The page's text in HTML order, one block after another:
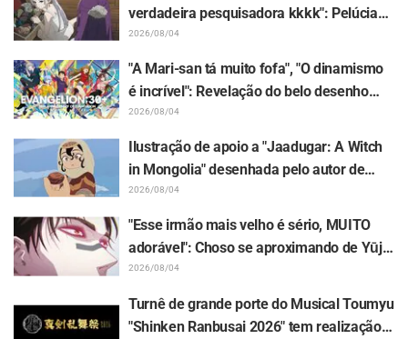
verdadeira pesquisadora kkkk": Pelúcia
de Frieren presa em um Mimic em
exposição gera enxurrada de piadas em
"Frieren e a Jornada Para o Além"
2026/08/04
"A Mari-san tá muito fofa", "O dinamismo
é incrível": Revelação do belo desenho
das três garotas em trajes Plugsuit por
Hidenori Matsubara em "Evangelion" gera
repercussão
2026/08/04
Ilustração de apoio a "Jaadugar: A Witch
in Mongolia" desenhada pelo autor de
"Yowamushi Pedal" deixa fãs radiantes: "É
isso que acontece quando a pessoa com o
traço mais diferente desenha"
2026/08/04
"Esse irmão mais velho é sério, MUITO
adorável": Choso se aproximando de Yūji
Itadori em ilustração inédita da exposição
de "Jujutsu Kaisen" deixa fãs
enlouquecidos
2026/08/04
Turnê de grande porte do Musical Toumyu
"Shinken Ranbusai 2026" tem realização